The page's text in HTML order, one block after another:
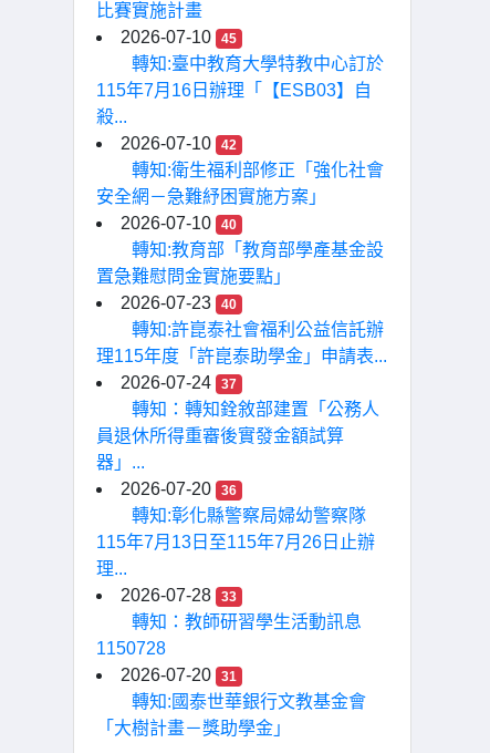
比賽實施計畫
2026-07-10
45
轉知:臺中教育大學特教中心訂於
115年7月16日辦理「【ESB03】自
殺...
2026-07-10
42
轉知:衛生福利部修正「強化社會
安全網－急難紓困實施方案」
2026-07-10
40
轉知:教育部「教育部學產基金設
置急難慰問金實施要點」
2026-07-23
40
轉知:許崑泰社會福利公益信託辦
理115年度「許崑泰助學金」申請表...
2026-07-24
37
轉知：轉知銓敘部建置「公務人
員退休所得重審後實發金額試算
器」...
2026-07-20
36
轉知:彰化縣警察局婦幼警察隊
115年7月13日至115年7月26日止辦
理...
2026-07-28
33
轉知：教師研習學生活動訊息
1150728
2026-07-20
31
轉知:國泰世華銀行文教基金會
「大樹計畫－獎助學金」